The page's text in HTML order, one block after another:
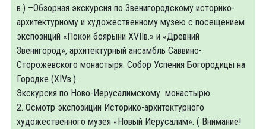
в.) –Обзорная экскурсия по Звенигородскому историко-
архитектурному и художественному музею с посещением
экспозиций «Покои боярыни XVIIв.» и «Древний
Звенигород», архитектурный ансамбль Саввино-
Сторожевского монастыря. Собор Успения Богородицы на
Городке (XIVв.).
Экскурсия по Ново-Иерусалимскому монастырю.
2. Осмотр экспозиции Историко-архитектурного
художественного музея «Новый Иерусалим». ( Внимание!